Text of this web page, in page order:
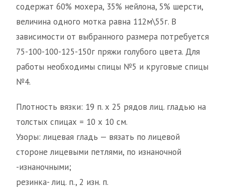
содержат 60% мохера, 35% нейлона, 5% шерсти,
величина одного мотка равна 112м\55г. В
зависимости от выбранного размера потребуется
75-100-100-125-150г пряжи голубого цвета. Для
работы необходимы спицы №5 и круговые спицы
№4.
Плотность вязки: 19 п. х 25 рядов лиц. гладью на
толстых спицах = 10 х 10 см.
Узоры: лицевая гладь — вязать по лицевой
стороне лицевыми петлями, по изнаночной
-изнаночными;
резинка- лиц. п., 2 изн. п.